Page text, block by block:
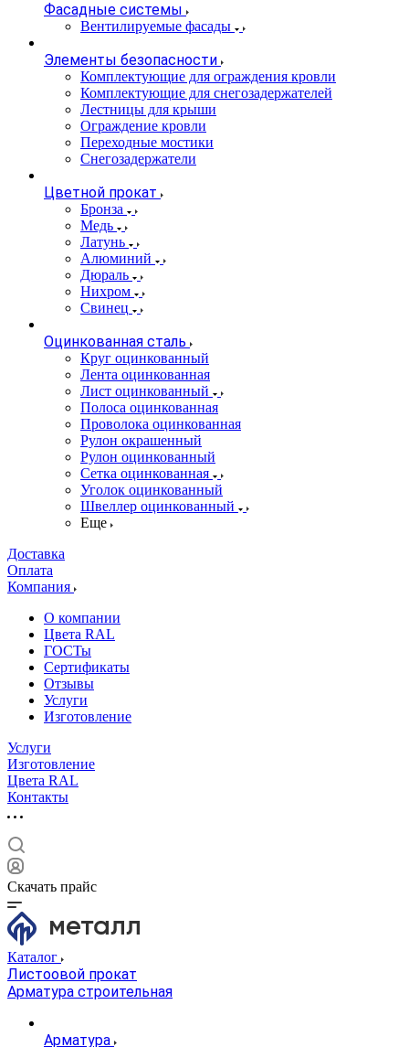
Фасадные системы
Вентилируемые фасады
Элементы безопасности
Комплектующие для ограждения кровли
Комплектующие для снегозадержателей
Лестницы для крыши
Ограждение кровли
Переходные мостики
Снегозадержатели
Цветной прокат
Бронза
Медь
Латунь
Алюминий
Дюраль
Нихром
Свинец
Оцинкованная сталь
Круг оцинкованный
Лента оцинкованная
Лист оцинкованный
Полоса оцинкованная
Проволока оцинкованная
Рулон окрашенный
Рулон оцинкованный
Сетка оцинкованная
Уголок оцинкованный
Швеллер оцинкованный
Еще
Доставка
Оплата
Компания
О компании
Цвета RAL
ГОСТы
Сертификаты
Отзывы
Услуги
Изготовление
Услуги
Изготовление
Цвета RAL
Контакты
Скачать прайс
Каталог
Листоовой прокат
Арматура строительная
Арматура